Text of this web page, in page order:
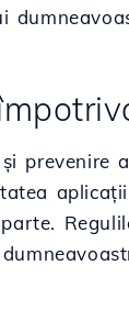
prevenire